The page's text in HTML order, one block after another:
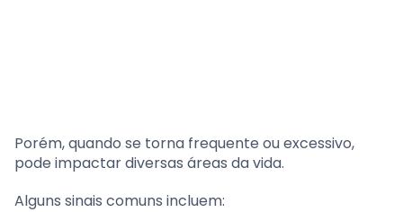
Porém, quando se torna frequente ou excessivo,
pode impactar diversas áreas da vida.
Alguns sinais comuns incluem: